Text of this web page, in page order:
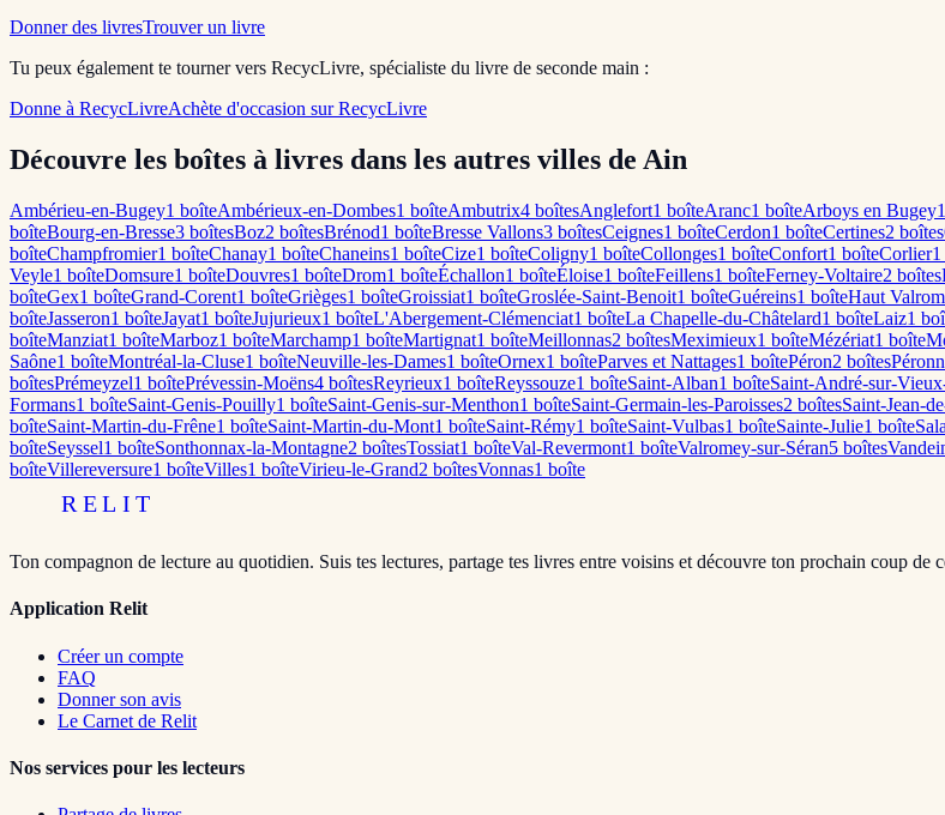
Donner des livresTrouver un livre
Tu peux également te tourner vers RecycLivre, spécialiste du livre de seconde main :
Donne à RecycLivreAchète d'occasion sur RecycLivre
Découvre les boîtes à livres dans les autres villes de Ain
Ambérieu-en-Bugey1 boîteAmbérieux-en-Dombes1 boîteAmbutrix4 boîtesAnglefort1 boîteAranc1 boîteArboys en Bugey1
boîteBourg-en-Bresse3 boîtesBoz2 boîtesBrénod1 boîteBresse Vallons3 boîtesCeignes1 boîteCerdon1 boîteCertines2 boîtes
boîteChampfromier1 boîteChanay1 boîteChaneins1 boîteCize1 boîteColigny1 boîteCollonges1 boîteConfort1 boîteCorlier1
Veyle1 boîteDomsure1 boîteDouvres1 boîteDrom1 boîteÉchallon1 boîteÉloise1 boîteFeillens1 boîteFerney-Voltaire2 boîtes
boîteGex1 boîteGrand-Corent1 boîteGrièges1 boîteGroissiat1 boîteGroslée-Saint-Benoit1 boîteGuéreins1 boîteHaut
boîteJasseron1 boîteJayat1 boîteJujurieux1 boîteL'Abergement-Clémenciat1 boîteLa Chapelle-du-Châtelard1 boîteLaiz1
boîteManziat1 boîteMarboz1 boîteMarchamp1 boîteMartignat1 boîteMeillonnas2 boîtesMeximieux1 boîteMézériat1 boîte
Saône1 boîteMontréal-la-Cluse1 boîteNeuville-les-Dames1 boîteOrnex1 boîteParves et Nattages1 boîtePéron2 boîtes
boîtesPrémeyzel1 boîtePrévessin-Moëns4 boîtesReyrieux1 boîteReyssouze1 boîteSaint-Alban1 boîteSaint-André-sur-
Formans1 boîteSaint-Genis-Pouilly1 boîteSaint-Genis-sur-Menthon1 boîteSaint-Germain-les-Paroisses2 boîtesSaint-Jean-
boîteSaint-Martin-du-Frêne1 boîteSaint-Martin-du-Mont1 boîteSaint-Rémy1 boîteSaint-Vulbas1 boîteSainte-Julie1 boîte
boîteSeyssel1 boîteSonthonnax-la-Montagne2 boîtesTossiat1 boîteVal-Revermont1 boîteValromey-sur-Séran5 boîtes
boîteVillereversure1 boîteVilles1 boîteVirieu-le-Grand2 boîtesVonnas1 boîte
RELIT
Ton compagnon de lecture au quotidien. Suis tes lectures, partage tes livres entre voisins et découvre ton prochain coup de
Application Relit
Créer un compte
FAQ
Donner son avis
Le Carnet de Relit
Nos services pour les lecteurs